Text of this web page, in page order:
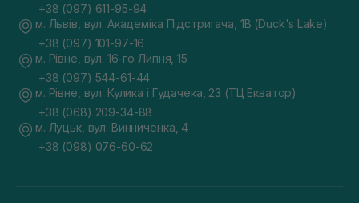
+38 (097) 611-95-94
м. Львів, вул. Академіка Підстригача, 1В (Duck's Lake)
+38 (097) 101-97-16
м. Рівне, вул. 16-го Липня, 15
+38 (097) 544-61-44
м. Рівне, вул. Кулика і Гудачека, 23 (ТЦ Екватор)
+38 (068) 209-34-88
м. Луцьк, вул. Винниченка, 4
+38 (098) 076-60-62